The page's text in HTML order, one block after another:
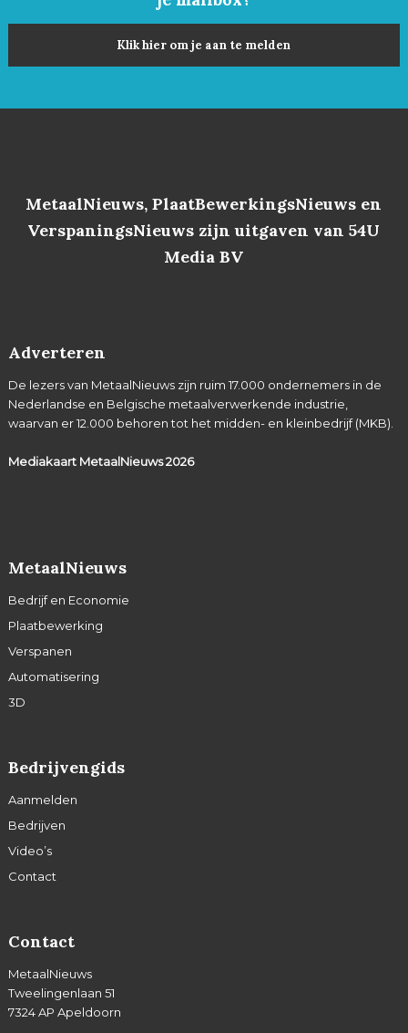
Klik hier om je aan te melden
MetaalNieuws, PlaatBewerkingsNieuws en
VerspaningsNieuws zijn uitgaven van 54U
Media BV
Adverteren
De lezers van MetaalNieuws zijn ruim 17.000 ondernemers in de
Nederlandse en Belgische metaalverwerkende industrie,
waarvan er 12.000 behoren tot het midden- en kleinbedrijf (MKB).
Mediakaart MetaalNieuws2026
MetaalNieuws
Bedrijf en Economie
Plaatbewerking
Verspanen
Automatisering
3D
Bedrijvengids
Aanmelden
Bedrijven
Video’s
Contact
Contact
MetaalNieuws
Tweelingenlaan 51
7324 AP Apeldoorn